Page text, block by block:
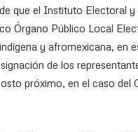
que el Instituto Electoral
Órgano Público Local
y afromexicana, en
de los
próximo, en el caso